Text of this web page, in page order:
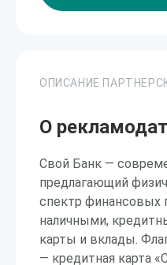
ОПИСАНИЕ
О
Свой Банк —
предлагающий
спектр финансовых
наличными,
карты и вклады.
— кредитная карта